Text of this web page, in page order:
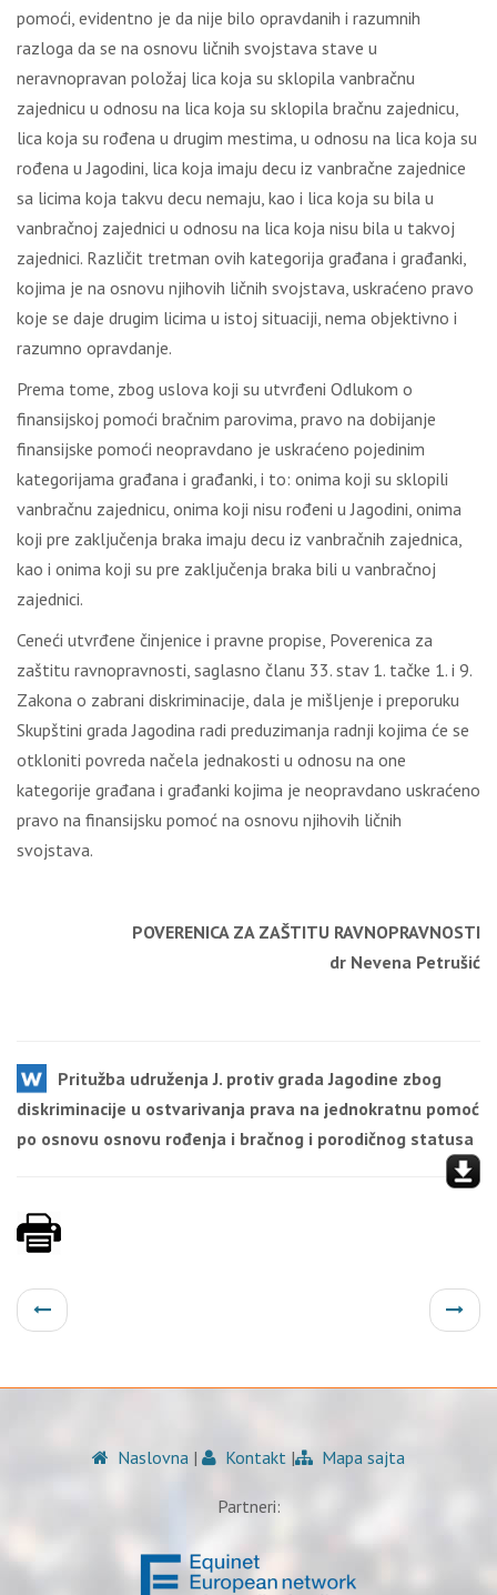
pomoći, evidentno je da nije bilo opravdanih i razumnih
razloga da se na osnovu ličnih svojstava stave u
neravnopravan položaj lica koja su sklopila vanbračnu
zajednicu u odnosu na lica koja su sklopila bračnu zajednicu,
lica koja su rođena u drugim mestima, u odnosu na lica koja su
rođena u Jagodini, lica koja imaju decu iz vanbračne zajednice
sa licima koja takvu decu nemaju, kao i lica koja su bila u
vanbračnoj zajednici u odnosu na lica koja nisu bila u takvoj
zajednici. Različit tretman ovih kategorija građana i građanki,
kojima je na osnovu njihovih ličnih svojstava, uskraćeno pravo
koje se daje drugim licima u istoj situaciji, nema objektivno i
razumno opravdanje.
Prema tome, zbog uslova koji su utvrđeni Odlukom o
finansijskoj pomoći bračnim parovima, pravo na dobijanje
finansijske pomoći neopravdano je uskraćeno pojedinim
kategorijama građana i građanki, i to: onima koji su sklopili
vanbračnu zajednicu, onima koji nisu rođeni u Jagodini, onima
koji pre zaključenja braka imaju decu iz vanbračnih zajednica,
kao i onima koji su pre zaključenja braka bili u vanbračnoj
zajednici.
Ceneći utvrđene činjenice i pravne propise, Poverenica za
zaštitu ravnopravnosti, saglasno članu 33. stav 1. tačke 1. i 9.
Zakona o zabrani diskriminacije, dala je mišljenje i preporuku
Skupštini grada Jagodina radi preduzimanja radnji kojima će se
otkloniti povreda načela jednakosti u odnosu na one
kategorije građana i građanki kojima je neopravdano uskraćeno
pravo na finansijsku pomoć na osnovu njihovih ličnih
svojstava.
POVERENICA ZA ZAŠTITU RAVNOPRAVNOSTI
dr Nevena Petrušić
Pritužba udruženja J. protiv grada Jagodine zbog
diskriminacije u ostvarivanja prava na jednokratnu pomoć
po osnovu osnovu rođenja i bračnog i porodičnog statusa
Naslovna | Kontakt | Mapa sajta
Partneri: